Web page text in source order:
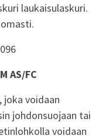
laukaisulaskuri.
AS/FC
joka voidaan
johdonsuojaan tai
voidaan